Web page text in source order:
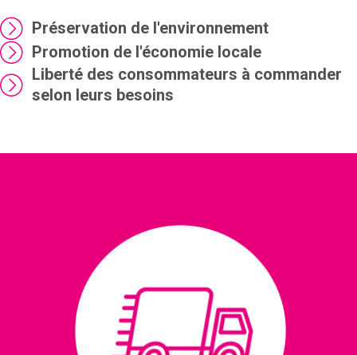
Préservation de l'environnement
Promotion de l'économie locale
Liberté des consommateurs à commander
selon leurs besoins